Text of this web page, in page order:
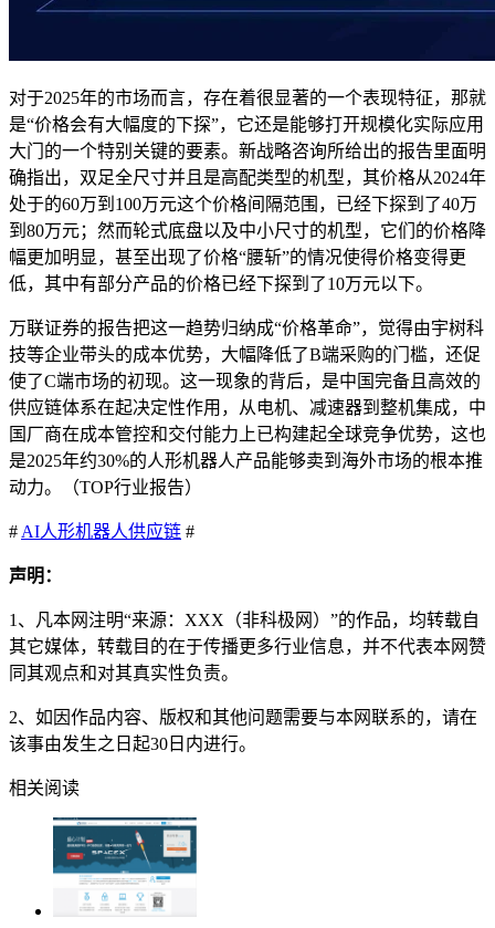
对于2025年的市场而言，存在着很显著的一个表现特征，那就
是“价格会有大幅度的下探”，它还是能够打开规模化实际应用
大门的一个特别关键的要素。新战略咨询所给出的报告里面明
确指出，双足全尺寸并且是高配类型的机型，其价格从2024年
处于的60万到100万元这个价格间隔范围，已经下探到了40万
到80万元；然而轮式底盘以及中小尺寸的机型，它们的价格降
幅更加明显，甚至出现了价格“腰斩”的情况使得价格变得更
低，其中有部分产品的价格已经下探到了10万元以下。
万联证券的报告把这一趋势归纳成“价格革命”，觉得由宇树科
技等企业带头的成本优势，大幅降低了B端采购的门槛，还促
使了C端市场的初现。这一现象的背后，是中国完备且高效的
供应链体系在起决定性作用，从电机、减速器到整机集成，中
国厂商在成本管控和交付能力上已构建起全球竞争优势，这也
是2025年约30%的人形机器人产品能够卖到海外市场的根本推
动力。（TOP行业报告）
# AI人形机器人供应链 #
声明：
1、凡本网注明“来源：XXX（非科极网）”的作品，均转载自
其它媒体，转载目的在于传播更多行业信息，并不代表本网赞
同其观点和对其真实性负责。
2、如因作品内容、版权和其他问题需要与本网联系的，请在
该事由发生之日起30日内进行。
相关阅读